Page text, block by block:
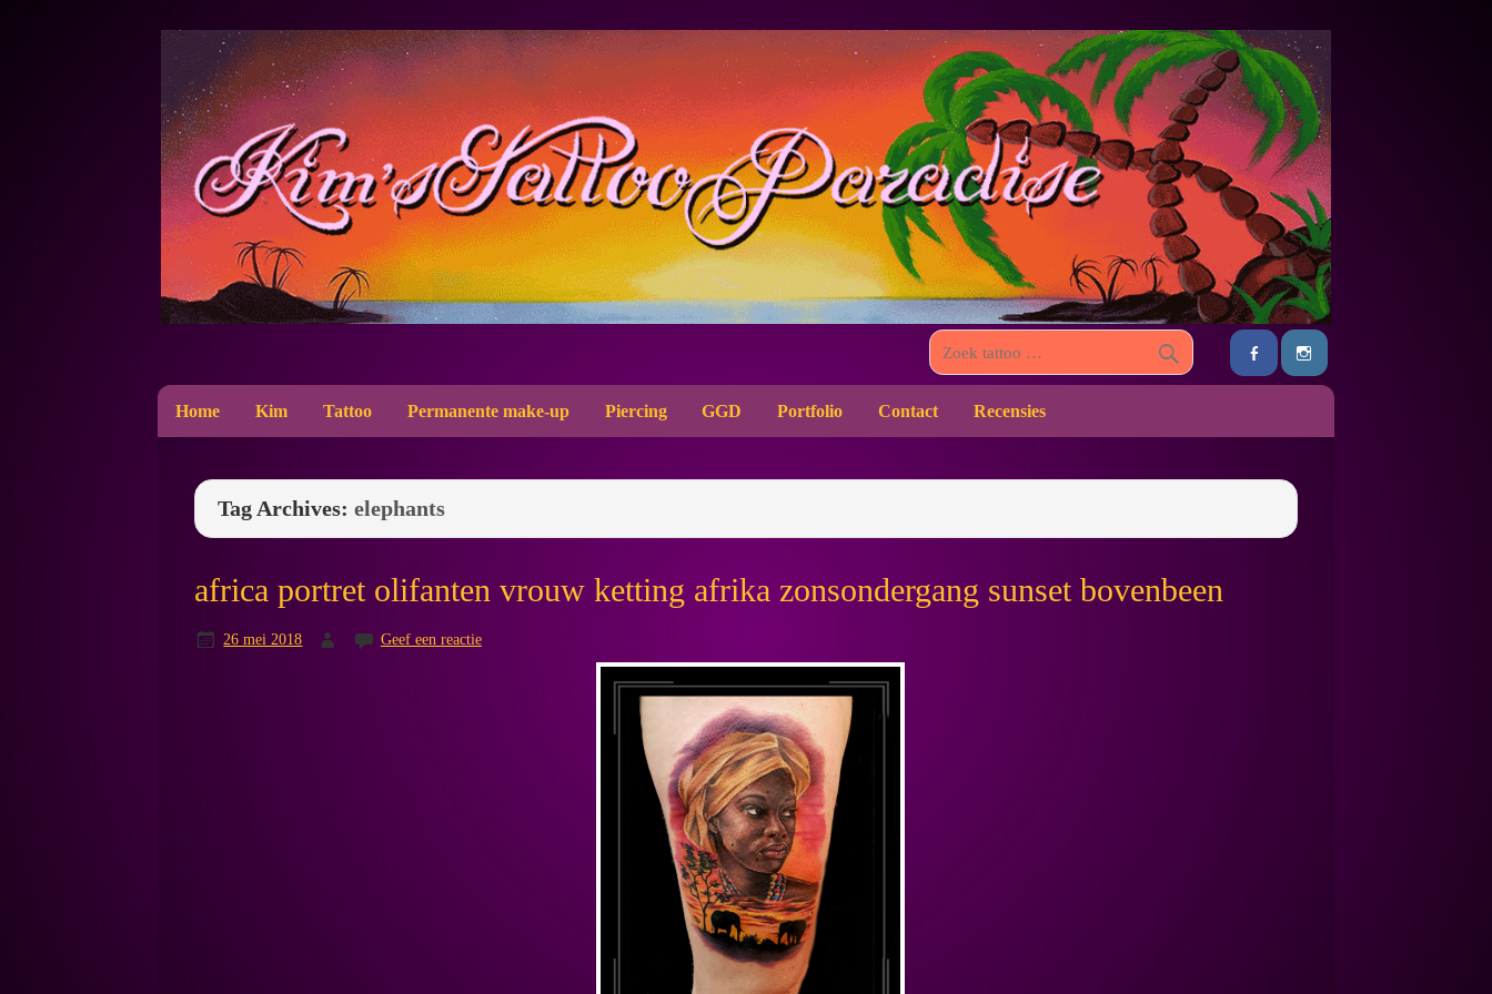
Home Kim Tattoo Permanente make-up Piercing GGD Portfolio Contact Recensies
Tag Archives:elephants
africa portret olifanten vrouw ketting afrika zonsondergang sunset bovenbeen
26 mei 2018 Geef een reactie